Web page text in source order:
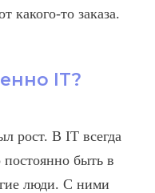
какого-то заказа.
IT?
рост. В IT всегда
быть в
люди. С ними